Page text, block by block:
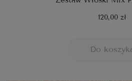
120,00 zł
Do